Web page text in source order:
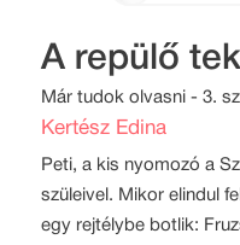
A repülő
Már tudok olvasni - 3.
Kertész Edina
Peti, a kis nyomozó a
szüleivel. Mikor elindul
egy rejtélybe botlik: